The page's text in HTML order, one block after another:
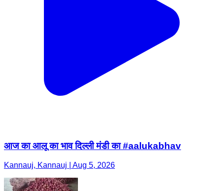
आज का आलू का भाव दिल्ली मंडी का #aalukabhav
Kannauj, Kannauj | Aug 5, 2026